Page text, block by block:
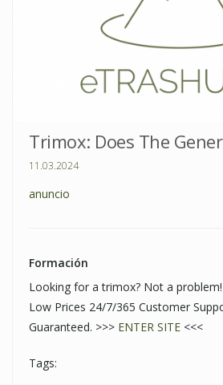
Trimox: Does The
11.03.2024
anuncio
Formación
Looking for a trimox? Not a
Low Prices 24/7/365 Customer
Guaranteed. >>> ENTER SITE <<<
Tags: